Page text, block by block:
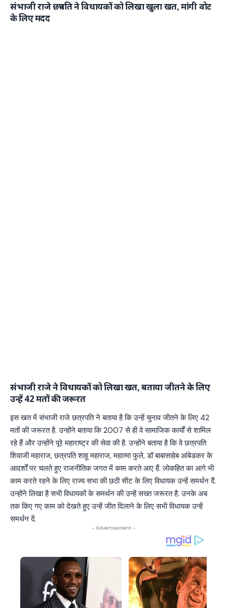
संभाजी राजे छत्रपति ने विधायकों को लिखा खुला खत, मांगी वोट
के लिए मदद
संभाजी राजे ने विधायकों को लिखा खत, बताया जीतने के लिए
उन्हें 42 मतों की जरूरत
इस खत में संभाजी राजे छत्रपति ने बताया है कि उन्हें चुनाव जीतने के लिए 42
मतों की जरूरत है. उन्होंने बताया कि 2007 से ही वे सामाजिक कार्यों से शामिल
रहे हैं और उन्होंने पूरे महाराष्ट्र की सेवा की है. उन्होंने बताया है कि वे छत्रपति
शिवाजी महाराज, छत्रपति शाहू महाराज, महात्मा फुले, डॉ बाबासाहेब आंबेडकर के
आदर्शों पर चलते हुए राजनीतिक जगत में काम करते आए हैं. लोकहित का आगे भी
काम करते रहने के लिए राज्य सभा की छठी सीट के लिए विधायक उन्हें समर्थन दैं.
उन्होंने लिखा है सभी विधायकों के समर्थन की उन्हें सख्त जरूरत है. उनके अब
तक किए गए काम को देखते हुए उन्हें जीत दिलाने के लिए सभी विधायक उन्हें
समर्थन दें.
- Advertisement -